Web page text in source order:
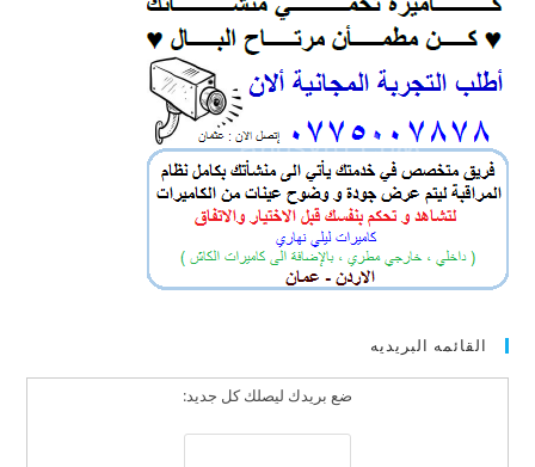
القائمه البريديه
ضع بريدك ليصلك كل جديد: